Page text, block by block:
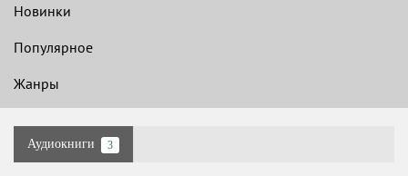
Новинки
Популярное
Жанры
Аудиокниги 3